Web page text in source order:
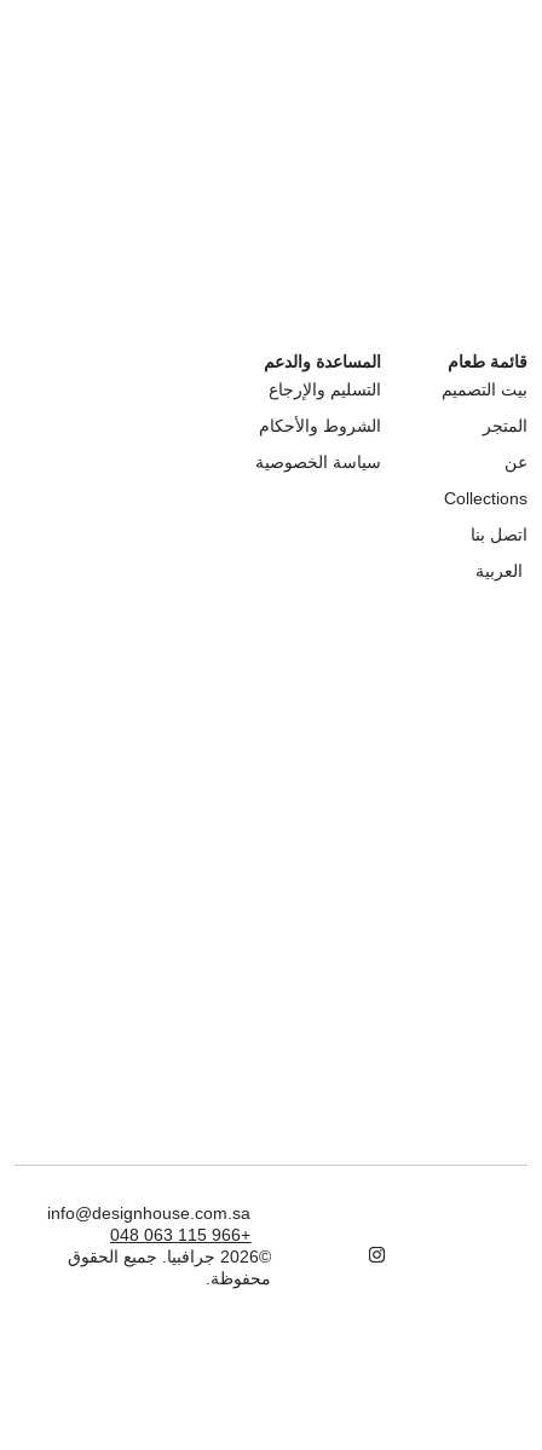
طعام
التصميم
بنا
المساعدة والدعم
التسليم والإرجاع
الشروط والأحكام
سياسة الخصوصية
info@designhouse.com.sa
©2026 جرافبيا. جميع الحقوق
محفوظة.